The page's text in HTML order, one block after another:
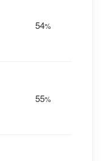
54%
55%